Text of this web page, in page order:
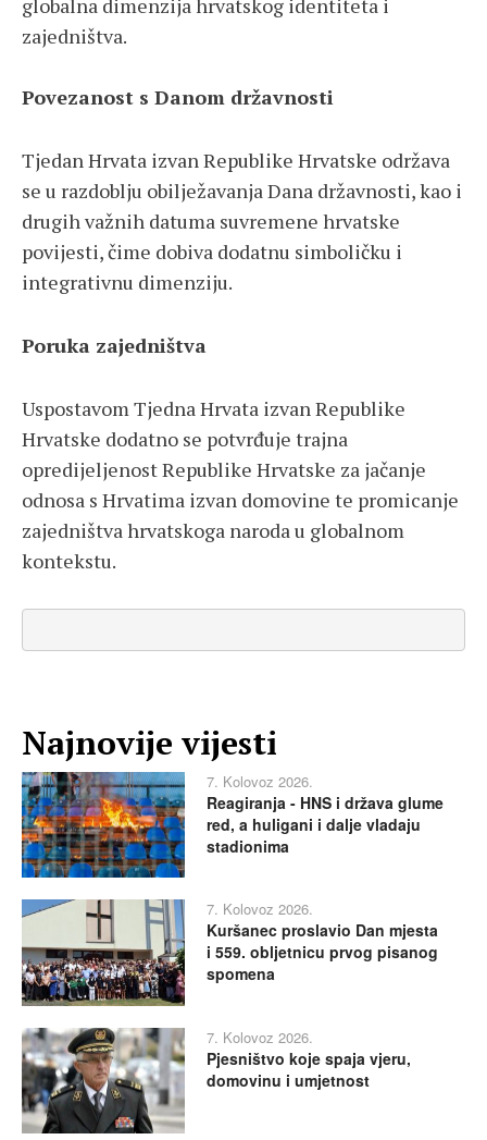
zajedništva.
Povezanost s Danom državnosti
Tjedan Hrvata izvan Republike Hrvatske održava
se u razdoblju obilježavanja Dana državnosti, kao i
drugih važnih datuma suvremene hrvatske
povijesti, čime dobiva dodatnu simboličku i
integrativnu dimenziju.
Poruka zajedništva
Uspostavom Tjedna Hrvata izvan Republike
Hrvatske dodatno se potvrđuje trajna
opredijeljenost Republike Hrvatske za jačanje
odnosa s Hrvatima izvan domovine te promicanje
zajedništva hrvatskoga naroda u globalnom
kontekstu.
Najnovije vijesti
7. Kolovoz 2026.
Reagiranja - HNS i država glume
red, a huligani i dalje vladaju
stadionima
7. Kolovoz 2026.
Kuršanec proslavio Dan mjesta
i 559. obljetnicu prvog pisanog
spomena
7. Kolovoz 2026.
Pjesništvo koje spaja vjeru,
domovinu i umjetnost